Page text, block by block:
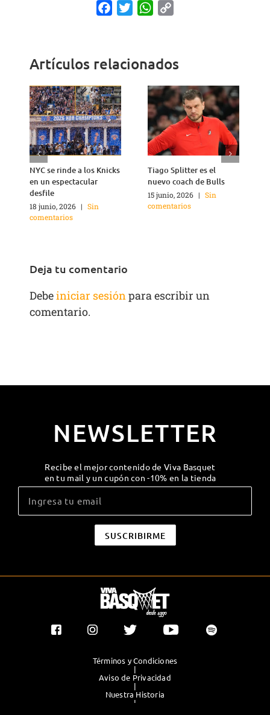
FacebookTwitterWhatsApp
Artículos relacionados
NYC se rinde a los Knicks
en un espectacular
desfile
18 junio, 2026 | Sin
comentarios
Tiago Splitter es el
nuevo coach de Bulls
15 junio, 2026 | Sin
comentarios
Deja tu comentario
Debeiniciar sesiónpara escribir un
comentario.
NEWSLETTER
Recibe el mejor contenido de Viva Basquet
en tu mail y un cupón con -10% en la tienda
Términos y Condiciones
|
Aviso de Privacidad
|
Nuestra Historia
|